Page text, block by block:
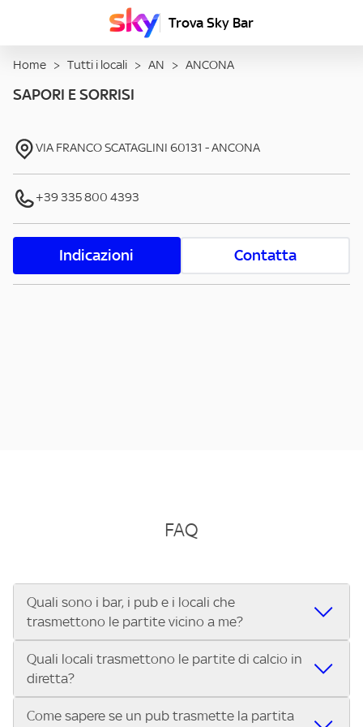
Trova Sky Bar
Home > Tutti i locali > AN > ANCONA
SAPORI E SORRISI
VIA FRANCO SCATAGLINI 60131 -ANCONA
+39 335 800 4393
Indicazioni Contatta
FAQ
Quali sono i bar, i pub e i locali che
trasmettono le partite vicino a me?
Se cerchi un bar, pub, ristorante o locale vicino a te per
vedere le partite di Serie A ENILIVE, la Serie C Sky Wifi, la
UEFA Champions League, la UEFA Europa League, la UEFA
Conference League, il Tennis, la Formula 1®, la MotoGP™ e
Quali locali trasmettono le partite di calcio in
diretta?
Vuoi sapere quali bar, pub o ristoranti mostrano le partite
Come sapere se un pub trasmette la partita